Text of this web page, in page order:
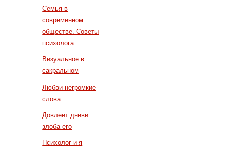
Семья в
современном
обществе. Советы
психолога
Визуальное в
сакральном
Любви негромкие
слова
Довлеет дневи
злоба его
Психолог и я